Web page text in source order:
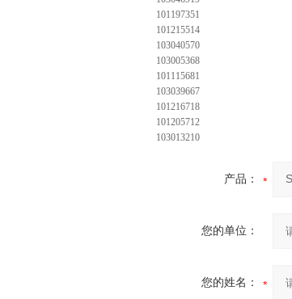
101197351
101215514
103040570
103005368
101115681
103039667
101216718
101205712
103013210
产品：
您的单位：
您的姓名：